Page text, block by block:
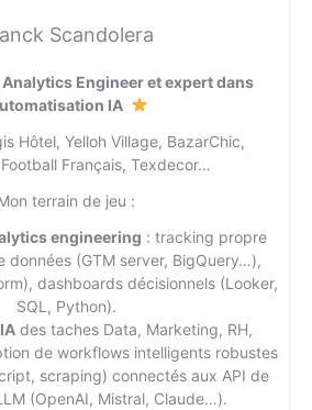
Scandolera
Engineer et expert dans
IA
Hôtel, Yelloh Village, BazarChic,
Français, Texdecor…
terrain de jeu :
engineering : tracking propre
données (GTM server, BigQuery…),
dashboards décisionnels (Looker,
SQL, Python).
des taches Data, Marketing, RH,
de workflows intelligents robustes
scraping) connectés aux API de
(OpenAI, Mistral, Claude…).